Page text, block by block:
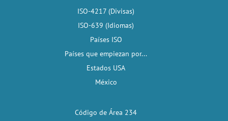
ISO-4217 (Divisas)
ISO-639 (Idiomas)
Países ISO
Países que empiezan por...
Estados USA
México
Código de Área 234